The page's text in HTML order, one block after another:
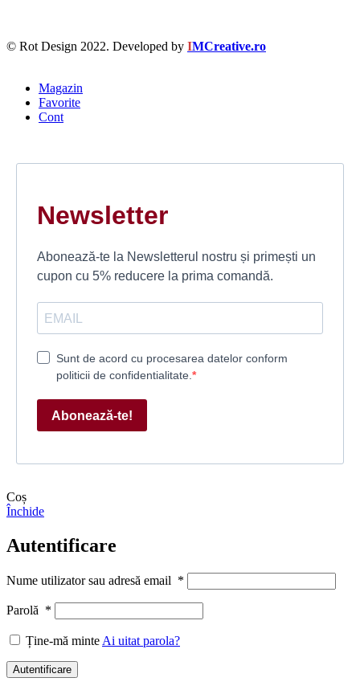
© Rot Design 2022. Developed by IMCreative.ro
Magazin
Favorite
Cont
Newsletter
Abonează-te la Newsletterul nostru și primești un
cupon cu 5% reducere la prima comandă.
Sunt de acord cu procesarea datelor conform
politicii de confidentialitate.
Abonează-te!
Coș
Închide
Autentificare
Nume utilizator sau adresă email *
Parolă *
Ține-mă minte Ai uitat parola?
Autentificare